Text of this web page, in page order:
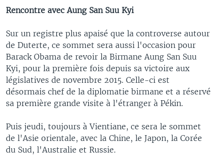
Rencontre avec Aung San Suu Kyi
Sur un registre plus apaisé que la controverse autour
de Duterte, ce sommet sera aussi l'occasion pour
Barack Obama de revoir la Birmane Aung San Suu
Kyi, pour la première fois depuis sa victoire aux
législatives de novembre 2015. Celle-ci est
désormais chef de la diplomatie birmane et a réservé
sa première grande visite à l'étranger à Pékin.
Puis jeudi, toujours à Vientiane, ce sera le sommet
de l'Asie orientale, avec la Chine, le Japon, la Corée
du Sud, l'Australie et Russie.